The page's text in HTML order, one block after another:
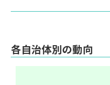
各自治体別の動向